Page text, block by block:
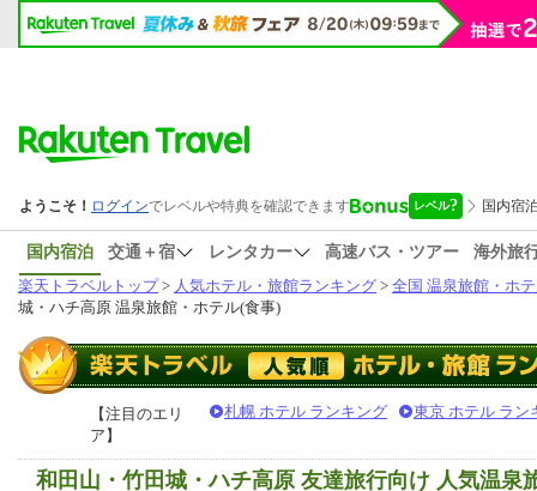
国内宿泊 交通＋宿 レンタカー 高速バス・ツアー
海外旅
楽天トラベルトップ> 人気ホテル・旅館ランキング > 全国 温泉旅館・ホ
城・ハチ高原 温泉旅館・ホテル(食事)
【注目のエリ
ア】
札幌 ホテル ランキング 東京 ホテル ラン
和田山・竹田城・ハチ高原 友達旅行向け 人気温